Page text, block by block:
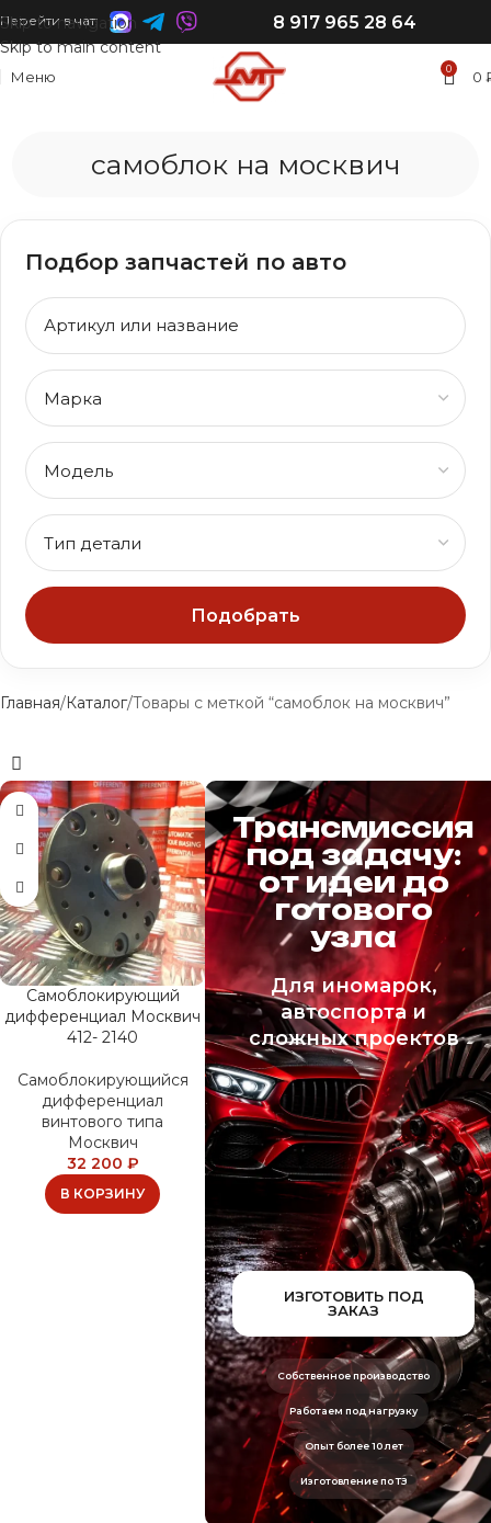
Skip to navigation
Skip to main content
Перейти в чат: 8 917 965 28 64
Меню 0 0
самоблок на москвич
Подбор запчастей по авто
Подобрать
Главная Каталог Товары с меткой “самоблок на москвич”
Самоблокирующий
дифференциал Москвич
412- 2140
Самоблокирующийся
дифференциал
винтового типа
Москвич
32 200 ₽
В КОРЗИНУ
Трансмиссия
под задачу:
от идеи до
готового
узла
Для иномарок,
автоспорта и
сложных проектов
ИЗГОТОВИТЬ ПОД
ЗАКАЗ
Собственное производство
Работаем под нагрузку
Опыт более 10 лет
Изготовление по ТЗ